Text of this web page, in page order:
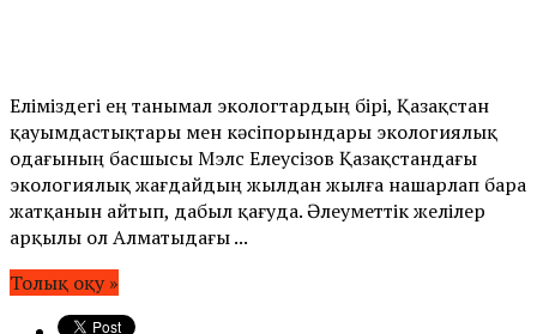
Еліміздегі ең танымал экологтардың бірі, Қазақстан
қауымдастықтары мен кәсіпорындары экологиялық
одағының басшысы Мэлс Елеусізов Қазақстандағы
экологиялық жағдайдың жылдан жылға нашарлап бара
жатқанын айтып, дабыл қағуда. Әлеуметтік желілер
арқылы ол Алматыдағы ...
Толық оқу »